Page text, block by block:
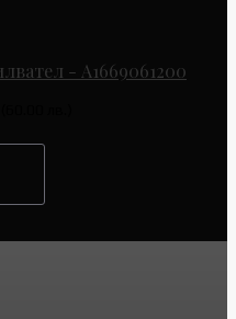
- A1669061200
лв.)